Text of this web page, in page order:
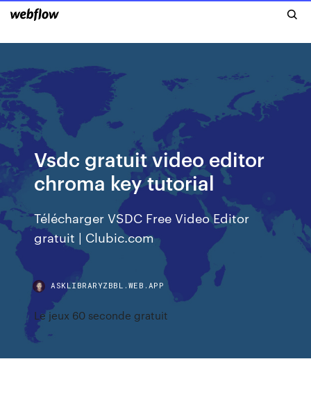
Vsdc gratuit video editor
chroma key tutorial
Télécharger VSDC Free Video Editor
gratuit | Clubic.com
ASKLIBRARYZBBL.WEB.APP
Le jeux 60 seconde gratuit